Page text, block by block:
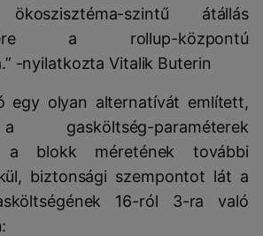
szintű átállás
a rollup-központú
-nyilatkozta Vitalik Buterin
egy olyan alternatívát említett,
paraméterek
a blokk méretének további
biztonsági szempontot lát a
16-ról 3-ra való